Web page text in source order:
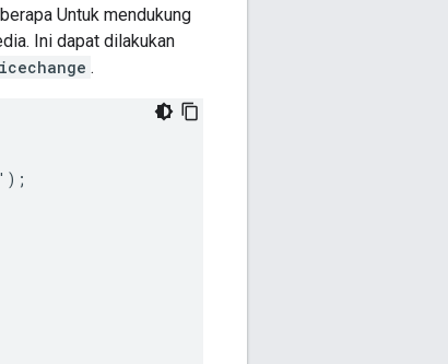
Untuk mendukung
Ini dapat dilakukan
.
' );